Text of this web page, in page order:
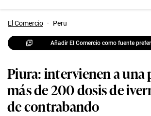
El Comercio · Peru
Añadir El Comercio como fuente
Piura: intervienen a una
más de 200 dosis de
de contrabando